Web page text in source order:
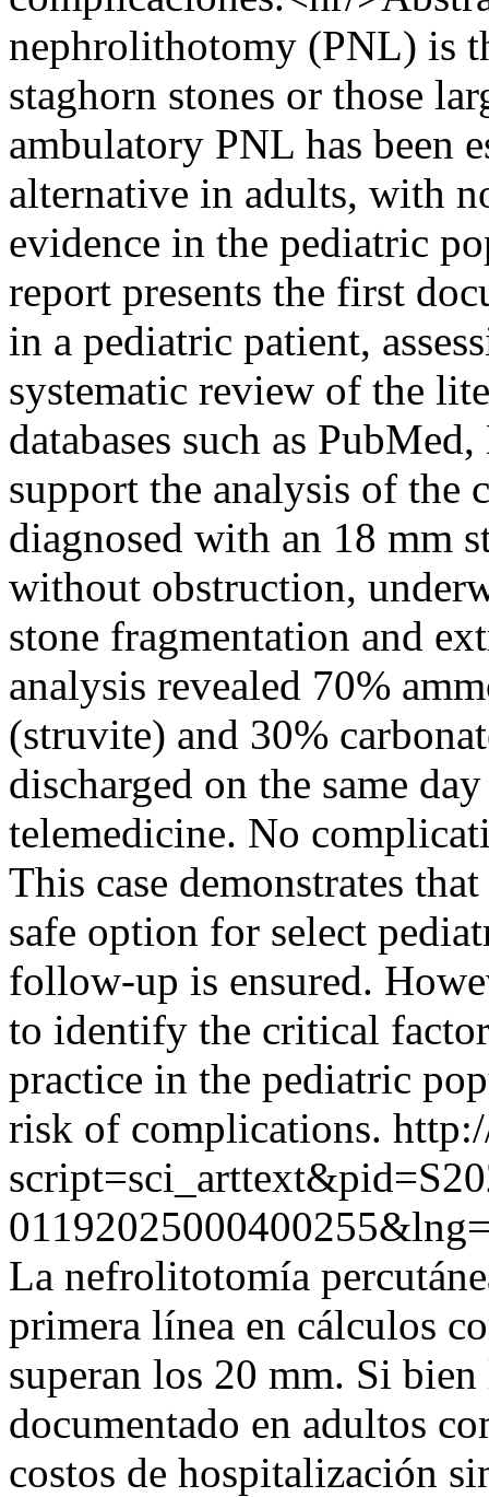
nephrolithotomy (PNL) is
staghorn stones or those
ambulatory PNL has been
alternative in adults, with
evidence in the pediatric
report presents the first
in a pediatric patient,
systematic review of the
databases such as
support the analysis of the
diagnosed with an 18 mm
without obstruction,
stone fragmentation and
analysis revealed 70%
(struvite) and 30%
discharged on the same
telemedicine. No
This case demonstrates
safe option for select
follow-up is ensured.
to identify the critical
practice in the pediatric
risk of complications.
La nefrolitotomía
primera línea en cálculos
superan los 20 mm. Si
documentado en adultos
costos de hospitalización